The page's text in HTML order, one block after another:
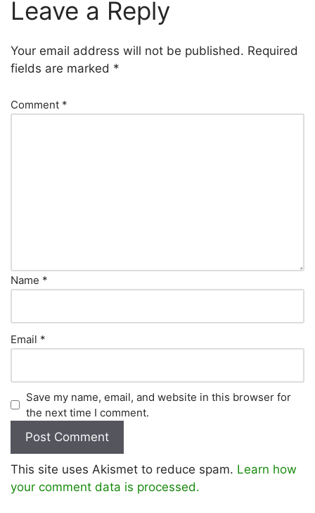
Leave a Reply
Your email address will not be published. Required
fields are marked *
Comment *
Name *
Email *
Save my name, email, and website in this browser for
the next time I comment.
This site uses Akismet to reduce spam. Learn how
your comment data is processed.